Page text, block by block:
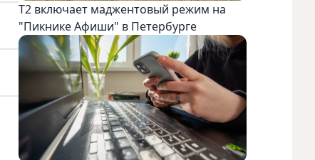
Т2 включает маджентовый режим на
"Пикнике Афиши" в Петербурге